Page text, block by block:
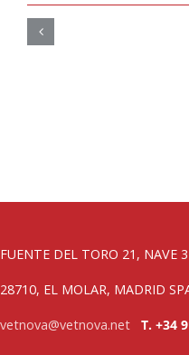
FUENTE DEL TORO 21, NAVE 3
28710, EL MOLAR, MADRID
vetnova@vetnova.net T. +34